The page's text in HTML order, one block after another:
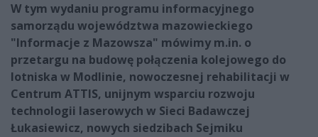
W tym wydaniu programu informacyjnego
samorządu województwa mazowieckiego
"Informacje z Mazowsza" mówimy m.in. o
przetargu na budowę połączenia kolejowego do
lotniska w Modlinie, nowoczesnej rehabilitacji w
Centrum ATTIS, unijnym wsparciu rozwoju
technologii laserowych w Sieci Badawczej
Łukasiewicz, nowych siedzibach Sejmiku